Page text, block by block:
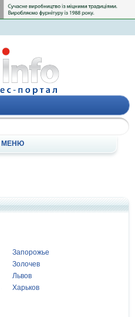
МЕНЮ
Запорожье
Золочев
Львов
Харьков